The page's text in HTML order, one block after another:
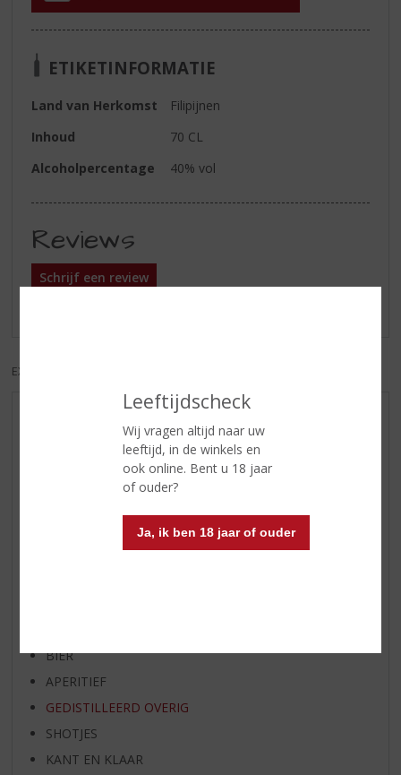
Leeftijdscheck
Wij vragen altijd naar uw
leeftijd, in de winkels en
ook online. Bent u 18 jaar
of ouder?
Ja, ik ben 18 jaar of ouder
ETIKETINFORMATIE
Land van Herkomst
Filipijnen
Inhoud
70 CL
Alcoholpercentage
40% vol
Reviews
Schrijf een review
EXCL. BTW
WIJN VAN DE MAAND
WHISKY VAN DE MAAND
BIER VAN DE MAAND
SPIRIT VAN DE MAAND
BIER
APERITIEF
GEDISTILLEERD OVERIG
SHOTJES
KANT EN KLAAR